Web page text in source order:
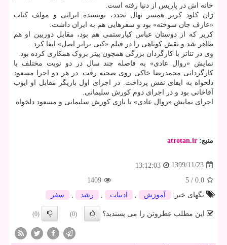
خانه اش در پاریس از دنیا رفته است.
ژان کلود کریر همسر نهال تجدد، نویسنده ایرانی و مولف کتاب
«عارف جان سوخته» بود و سفرهایی هم به ایران داشت.
کریر که از دوستان عباس کیارستمی هم بود، مقابل دوربین او هم
ظاهر شد و نقش کوتاهی را در فیلم «کپی برابر اصل» ایفا کرد.
وی در تئاتر با کارگردان بزرگی همچون پیتر بروک همکاری کرده بود.
نمایش «روال عادی» به فاصله چند سال در دو نوبت مختلف با
کارگردانی محمدرضا خاکی روی صحنه رفت. در هر دو اجرا مسعود
دلخواه به ایفای نقش پرداخت. در اجرای اول بازیگر مقابل او ایوب
آقاخانی بود و در اجرای دوم کورش سلیمانی.
اجرای نمایش «روال عادی» با بازی کورش سلیمانی و مسعود دلخواه
منبع: atrotan.ir
1399/11/23
13:12:03
0.0
/
5
1409
تگهای خبر:
آموزش , ادبیات , رشد , سفر
این مطلب عطروتن را می پسندید؟ (0)
(0)